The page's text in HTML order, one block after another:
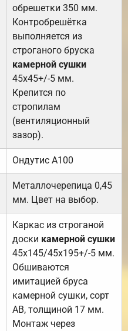
обрешетки 350 мм.
Контробрешётка
выполняется из
строганого бруска
камерной сушки
45х45+/-5 мм.
Крепится по
стропилам
(вентиляционный
зазор).
Ондутис А100
Металлочерепица 0,45
мм. Цвет на выбор.
Каркас из строганой
доски камерной сушки
45х145/45х195+/-5 мм.
Обшиваются
имитацией бруса
камерной сушки, сорт
АВ, толщиной 17 мм.
Монтаж через